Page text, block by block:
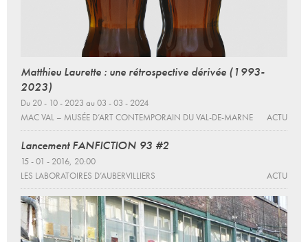
Matthieu Laurette : une rétrospective dérivée (1993-
2023)
Du 20 - 10 - 2023 au 03 - 03 - 2024
MAC VAL – MUSÉE D’ART CONTEMPORAIN DU VAL-DE-MARNE
ACTU
Lancement FANFICTION 93 #2
15 - 01 - 2016, 20:00
LES LABORATOIRES D’AUBERVILLIERS
ACTU